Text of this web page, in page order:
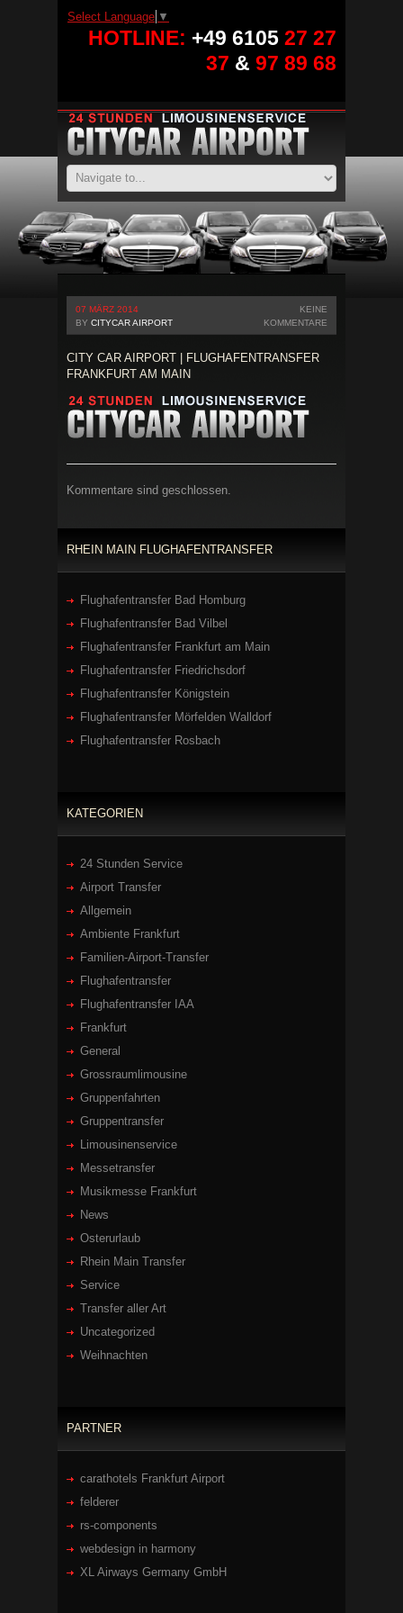
Select Language ▼
HOTLINE: +49 6105 27 27
37 & 97 89 68
07 MÄRZ 2014
BY CITYCAR AIRPORT
KEINE
KOMMENTARE
CITY CAR AIRPORT | FLUGHAFENTRANSFER
FRANKFURT AM MAIN
Kommentare sind geschlossen.
RHEIN MAIN FLUGHAFENTRANSFER
Flughafentransfer Bad Homburg
Flughafentransfer Bad Vilbel
Flughafentransfer Frankfurt am Main
Flughafentransfer Friedrichsdorf
Flughafentransfer Königstein
Flughafentransfer Mörfelden Walldorf
Flughafentransfer Rosbach
KATEGORIEN
24 Stunden Service
Airport Transfer
Allgemein
Ambiente Frankfurt
Familien-Airport-Transfer
Flughafentransfer
Flughafentransfer IAA
Frankfurt
General
Grossraumlimousine
Gruppenfahrten
Gruppentransfer
Limousinenservice
Messetransfer
Musikmesse Frankfurt
News
Osterurlaub
Rhein Main Transfer
Service
Transfer aller Art
Uncategorized
Weihnachten
PARTNER
carathotels Frankfurt Airport
felderer
rs-components
webdesign in harmony
XL Airways Germany GmbH